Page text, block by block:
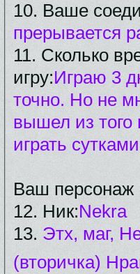
10. Ваше
прерывается
11. Сколько
игру:Играю 3
точно. Но не
вышел из того
играть
Ваш персонаж
12. Ник:Nekra
13. Этх, маг,
(вторичка)